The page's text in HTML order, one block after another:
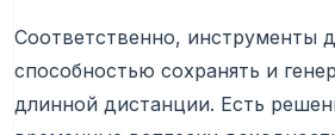
Соответственно, инструменты
способностью сохранять и
длинной дистанции. Есть